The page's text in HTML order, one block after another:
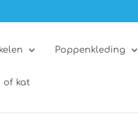
Poppenkleding
of kat